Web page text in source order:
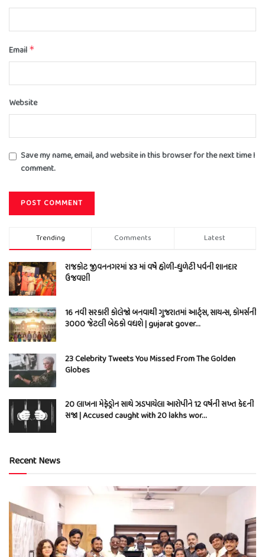
Email *
Website
Save my name, email, and website in this browser for the next time I
comment.
Trending Comments Latest
રાજકોટ જીવનનગરમાં ૪૩ માં વર્ષે હોળી-ધુળેટી પર્વની શાનદાર
ઉજવણી
16 નવી સરકારી કોલેજો બનવાથી ગુજરાતમાં આર્ટ્સ, સાયન્સ, કોમર્સની
3000 જેટલી બેઠકો વધશે | gujarat gover…
23 Celebrity Tweets You Missed From The Golden
Globes
20 લાખના મેફેડ્રોન સાથે ઝડપાયેલા આરોપીને 12 વર્ષની સખ્ત કેદની
સજા | Accused caught with 20 lakhs wor…
Recent News